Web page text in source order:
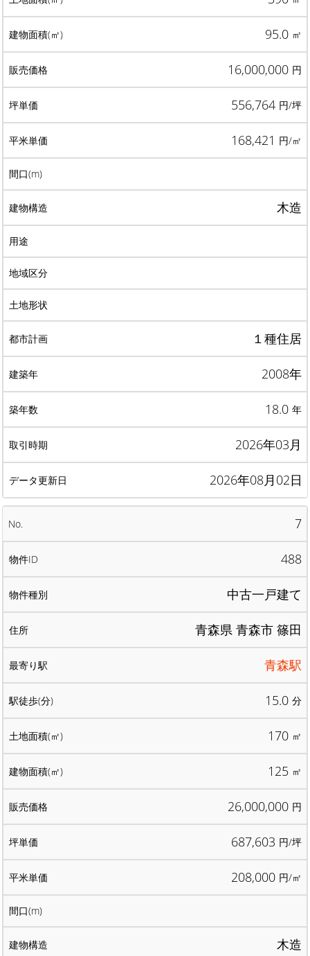
95.0 ㎡
16,000,000 円
556,764 円/坪
168,421 円/㎡
木造
１種住居
2008年
18.0 年
2026年03月
2026年08月02日
7
488
中古一戸建て
青森県 青森市 篠田
青森駅
15.0 分
170 ㎡
125 ㎡
26,000,000 円
687,603 円/坪
208,000 円/㎡
木造